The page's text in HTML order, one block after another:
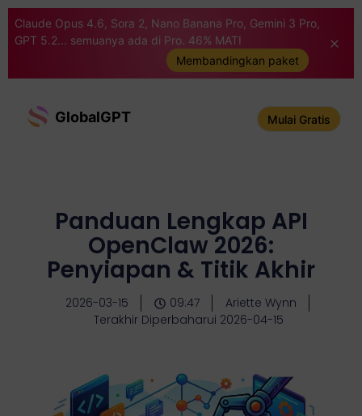
Claude Opus 4.6, Sora 2, Nano Banana Pro, Gemini 3 Pro,
GPT 5.2... semuanya ada di Pro. 46% MATI
Membandingkan paket
GlobalGPT Mulai Gratis
Panduan Lengkap API
OpenClaw 2026:
Penyiapan & Titik Akhir
2026-03-15 09:47
Ariette Wynn
Terakhir Diperbaharui 2026-04-15